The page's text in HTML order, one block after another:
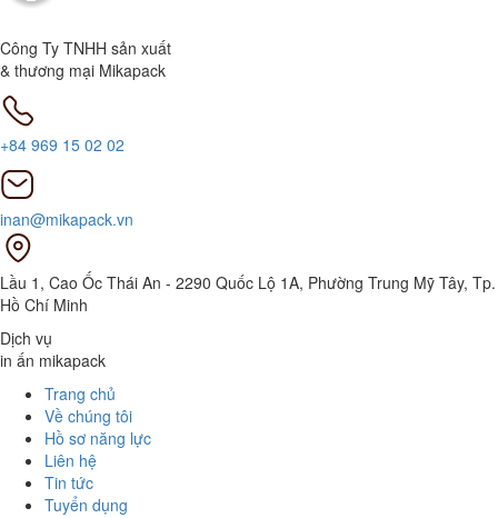
Công Ty TNHH sản xuất
& thương mại Mikapack
+84 969 15 02 02
inan@mikapack.vn
Lầu 1, Cao Ốc Thái An - 2290 Quốc Lộ 1A, Phường Trung Mỹ Tây, Tp.
Hồ Chí Minh
Dịch vụ
in ấn mikapack
Trang chủ
Về chúng tôi
Hồ sơ năng lực
Liên hệ
Tin tức
Tuyển dụng